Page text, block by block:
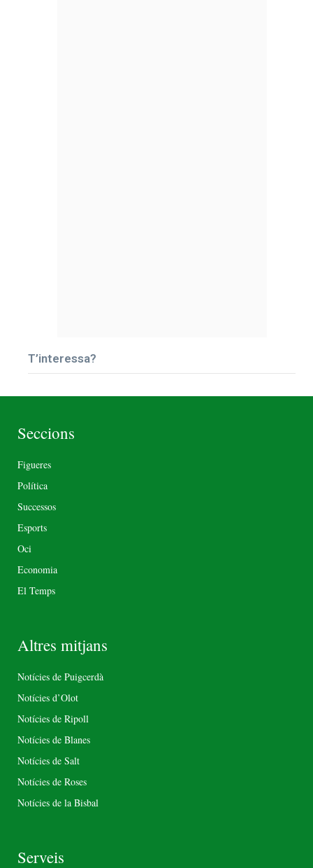
T’interessa?
Seccions
Figueres
Política
Successos
Esports
Oci
Economia
El Temps
Altres mitjans
Notícies de Puigcerdà
Notícies d’Olot
Notícies de Ripoll
Notícies de Blanes
Notícies de Salt
Notícies de Roses
Notícies de la Bisbal
Serveis